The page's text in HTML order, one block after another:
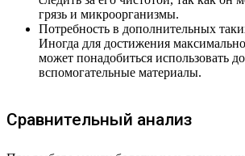
грязь и микроорганизмы.
Потребность в дополнительных
Иногда для достижения
может понадобиться использовать
вспомогательные материалы.
Сравнительный анализ